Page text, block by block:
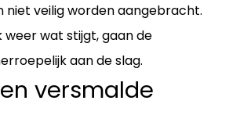
niet veilig worden aangebracht.
weer wat stijgt, gaan de
aan de slag.
versmalde